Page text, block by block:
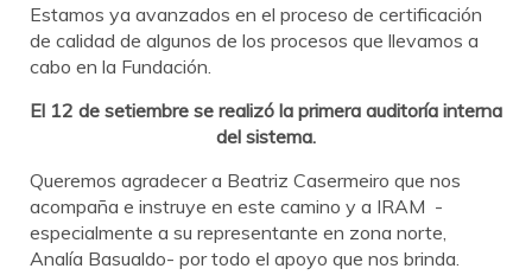
Estamos ya avanzados en el proceso de certificación
de calidad de algunos de los procesos que llevamos a
cabo en la Fundación.
El 12 de setiembre se realizó la primera auditoría interna
del sistema.
Queremos agradecer a Beatriz Casermeiro que nos
acompaña e instruye en este camino y a IRAM -
especialmente a su representante en zona norte,
Analía Basualdo- por todo el apoyo que nos brinda.